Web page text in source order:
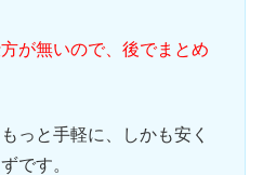
が無いので、後でまとめ
っと手軽に、しかも安く
です。